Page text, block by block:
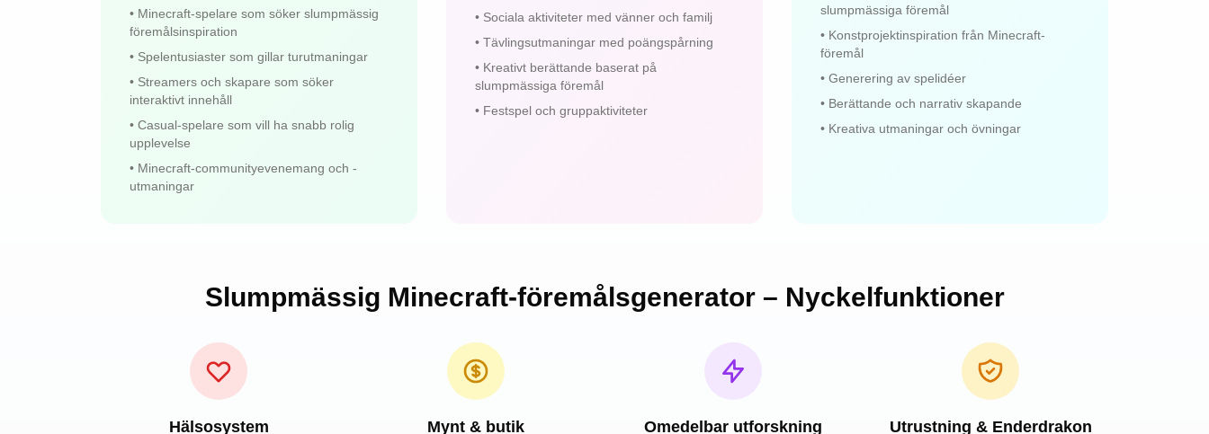
• Minecraft-spelare som söker slumpmässig
föremålsinspiration
• Spelentusiaster som gillar turutmaningar
• Streamers och skapare som söker
interaktivt innehåll
• Casual-spelare som vill ha snabb rolig
upplevelse
• Minecraft-communityevenemang och -
utmaningar
• Sociala aktiviteter med vänner och familj
• Tävlingsutmaningar med poängspårning
• Kreativt berättande baserat på
slumpmässiga föremål
• Festspel och gruppaktiviteter
slumpmässiga föremål
• Konstprojektinspiration från Minecraft-
föremål
• Generering av spelidéer
• Berättande och narrativ skapande
• Kreativa utmaningar och övningar
Slumpmässig Minecraft-föremålsgenerator – Nyckelfunktioner
Hälsosystem Mynt & butik Omedelbar utforskning Utrustning & Enderdrakon